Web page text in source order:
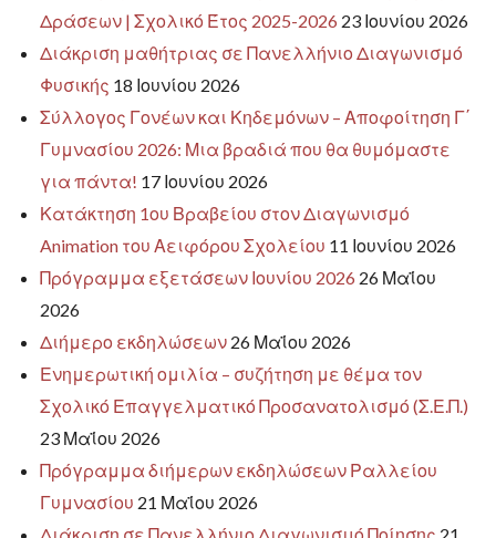
Δράσεων | Σχολικό Έτος 2025-2026 23 Ιουνίου 2026
Διάκριση μαθήτριας σε Πανελλήνιο Διαγωνισμό
Φυσικής 18 Ιουνίου 2026
Σύλλογος Γονέων και Κηδεμόνων – Αποφοίτηση Γ΄
Γυμνασίου 2026: Μια βραδιά που θα θυμόμαστε
για πάντα! 17 Ιουνίου 2026
Κατάκτηση 1ου Βραβείου στον Διαγωνισμό
Animation του Αειφόρου Σχολείου 11 Ιουνίου 2026
Πρόγραμμα εξετάσεων Ιουνίου 2026 26 Μαΐου
2026
Διήμερο εκδηλώσεων 26 Μαΐου 2026
Ενημερωτική ομιλία – συζήτηση με θέμα τον
Σχολικό Επαγγελματικό Προσανατολισμό (Σ.Ε.Π.)
23 Μαΐου 2026
Πρόγραμμα διήμερων εκδηλώσεων Ραλλείου
Γυμνασίου 21 Μαΐου 2026